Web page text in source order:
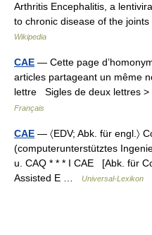
Arthritis Encephalitis, a
to chronic disease of the
Wikipedia
CAE — Cette page
articles partageant un même
lettre Sigles de deux lettres
Français
CAE — 〈EDV; Abk. für engl.〉
(computerunterstütztes
u. CAQ * * * I CAE [Abk. für
Assisted E …
Universal-Lexikon